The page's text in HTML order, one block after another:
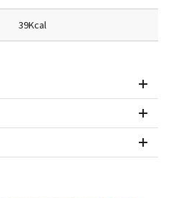
39Kcal